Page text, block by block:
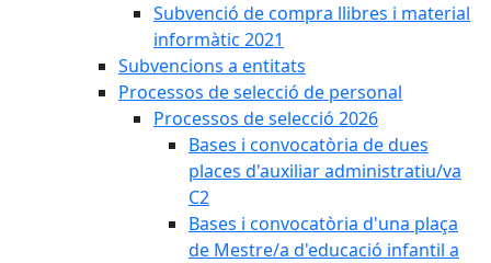
Subvenció de compra llibres i material
informàtic 2021
Subvencions a entitats
Processos de selecció de personal
Processos de selecció 2026
Bases i convocatòria de dues
places d'auxiliar administratiu/va
C2
Bases i convocatòria d'una plaça
de Mestre/a d'educació infantil a